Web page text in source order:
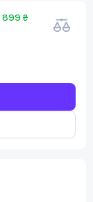
899 ₴